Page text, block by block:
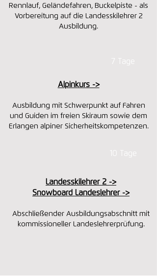
Rennlauf, Geländefahren, Buckelpiste - als
Vorbereitung auf die Landesskilehrer 2
Ausbildung.
7 Tage
Alpinkurs ->
Ausbildung mit Schwerpunkt auf Fahren
und Guiden im freien Skiraum sowie dem
Erlangen alpiner Sicherheitskompetenzen.
10 Tage
Landesskilehrer 2 ->
Snowboard Landeslehrer ->
Abschließender Ausbildungsabschnitt mit
kommissioneller Landeslehrerprüfung.​​​